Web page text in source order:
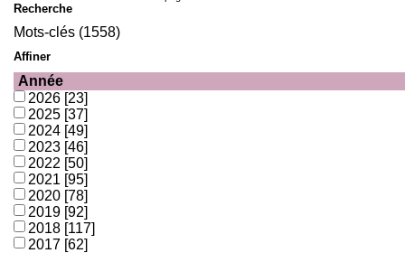
Recherche
Mots-clés (1558)
Affiner
Année
2026 [23]
2025 [37]
2024 [49]
2023 [46]
2022 [50]
2021 [95]
2020 [78]
2019 [92]
2018 [117]
2017 [62]